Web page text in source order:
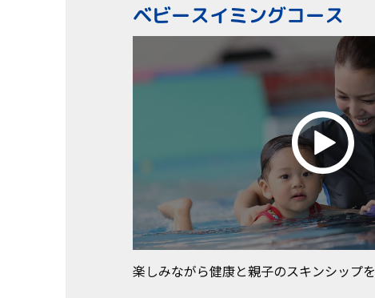
ベビースイミングコース
楽しみながら健康と親子のスキンシップを